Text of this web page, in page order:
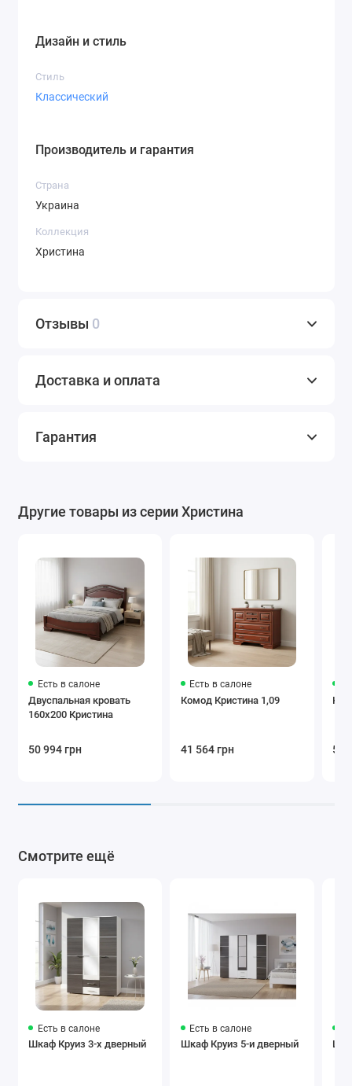
Дизайн и стиль
Стиль
Классический
Производитель и гарантия
Страна
Украина
Коллекция
Христина
Отзывы 0
Доставка и оплата
Гарантия
Другие товары из серии Христина
Есть в салоне
Двуспальная кровать
160x200 Кристина
50 994 грн
Есть в салоне
Комод Кристина 1,09
41 564 грн 52
Смотрите ещё
Есть в салоне
Шкаф Круиз 3-х дверный
Есть в салоне
Шкаф Круиз 5-и дверный